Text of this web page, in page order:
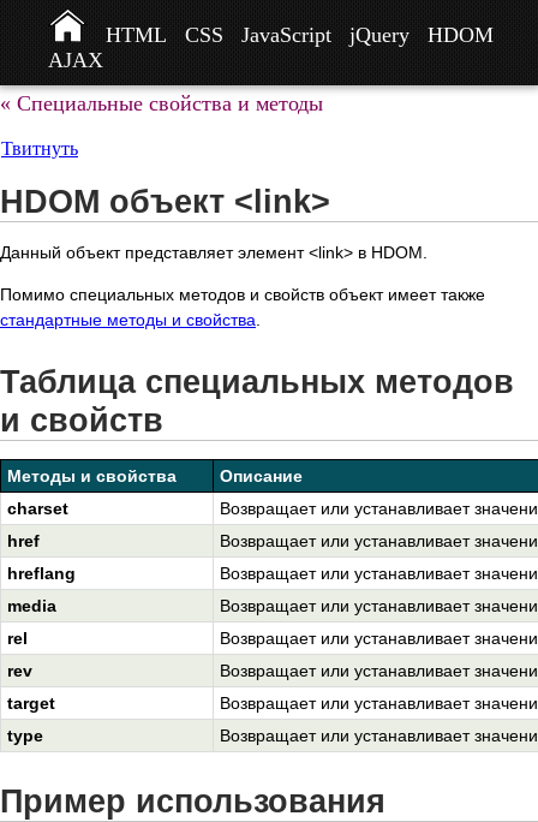
HTML CSS JavaScript jQuery
HDOM
AJAX
« Специальные свойства и методы
Твитнуть
HDOM объект <link>
Данный объект представляет элемент <link> в HDOM.
Помимо специальных методов и свойств объект имеет также
стандартные методы и свойства.
Таблица специальных методов
и свойств
Методы и свойства
Описание
charset
Возвращает или устанавливает
href
Возвращает или устанавливает
hreflang
Возвращает или устанавливает
media
Возвращает или устанавливает
rel
Возвращает или устанавливает
rev
Возвращает или устанавливает
target
Возвращает или устанавливает
type
Возвращает или устанавливает
Пример использования